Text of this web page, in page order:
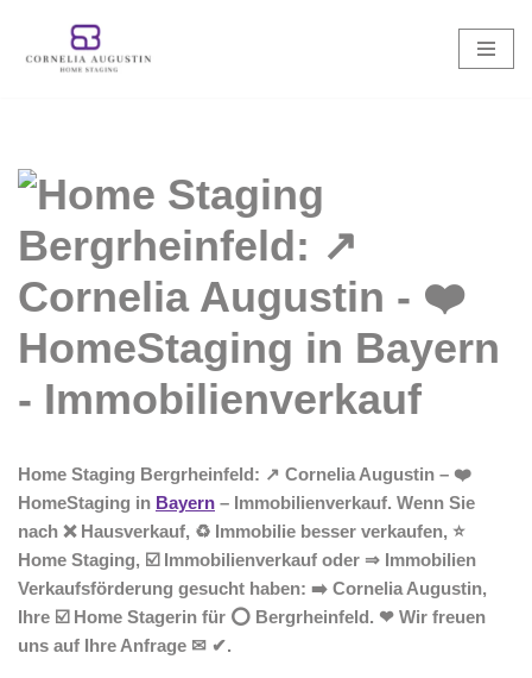
Zum
Home Staging Bergrheinfeld: ↗️ Cornelia Augustin – ❤️
HomeStaging in Bayern – Immobilienverkauf. Wenn Sie
nach ❌ Hausverkauf, ♻ Immobilie besser verkaufen, ⭐
Home Staging, ☑️ Immobilienverkauf oder ⇒ Immobilien
Verkaufsförderung gesucht haben: ➡️ Cornelia Augustin,
Ihre ☑️ Home Stagerin für ⭕ Bergrheinfeld. ❤ Wir freuen
uns auf Ihre Anfrage ✉ ✔.